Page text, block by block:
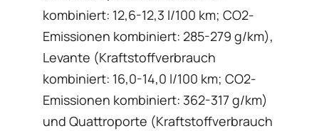
kombiniert: 12,6-12,3 l/100 km; CO2-
Emissionen kombiniert: 285-279 g/km),
Levante (Kraftstoffverbrauch
kombiniert: 16,0-14,0 l/100 km; CO2-
Emissionen kombiniert: 362-317 g/km)
und Quattroporte (Kraftstoffverbrauch